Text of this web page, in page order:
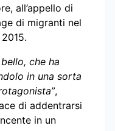
all’appello di
di migranti nel
che ha
in una sorta
,
di addentrarsi
in un